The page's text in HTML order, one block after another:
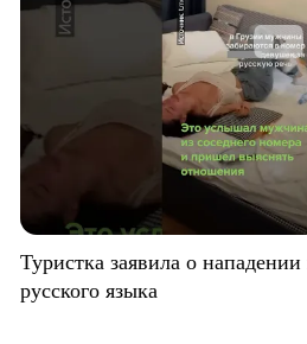
Туристка заявила о
русского языка